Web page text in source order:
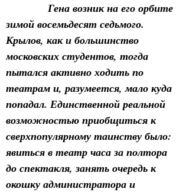
Гена возник на его орбите
зимой восемьдесят седьмого.
Крылов, как и большинство
московских студентов, тогда
пытался активно ходить по
театрам и, разумеется, мало куда
попадал. Единственной реальной
возможностью приобщиться к
сверхпопулярному таинству было:
явиться в театр часа за полтора
до спектакля, занять очередь к
окошку администратора и